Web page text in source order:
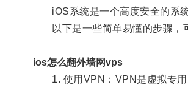
iOS系统是一个高度安全的系统
以下是一些简单易懂的步骤，
ios怎么翻外墙网vps
1. 使用VPN：VPN是虚拟专用